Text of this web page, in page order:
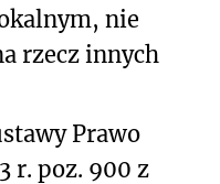
nie
rzecz innych
Prawo
r. poz. 900 z